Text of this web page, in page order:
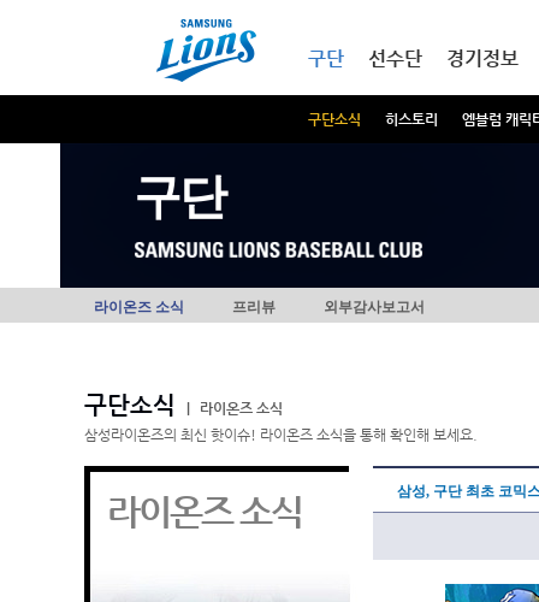
구단
구단소식 히스토리 엠블럼 캐릭
선수단 경기정보
구단
라이온즈 소식 프리뷰 외부감사보고서
구단소식
라이온즈 소식
삼성라이온즈의 최신 핫이슈! 라이온즈 소식을 통해 확인해 보세요.
라이온즈 소식 삼성, 구단 최초 코믹